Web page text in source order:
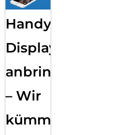
Handy
Displayfolie
anbringen
– Wir
kümmern